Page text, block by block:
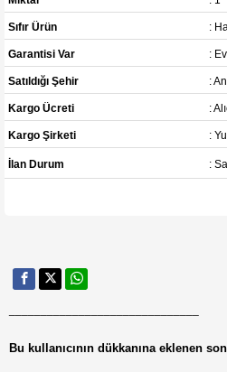
Sıfır Ürün :
Garantisi Var :
Satıldığı Şehir :
Kargo Ücreti :
Kargo Şirketi :
İlan Durum :
Bu kullanıcının dükkanına eklenen